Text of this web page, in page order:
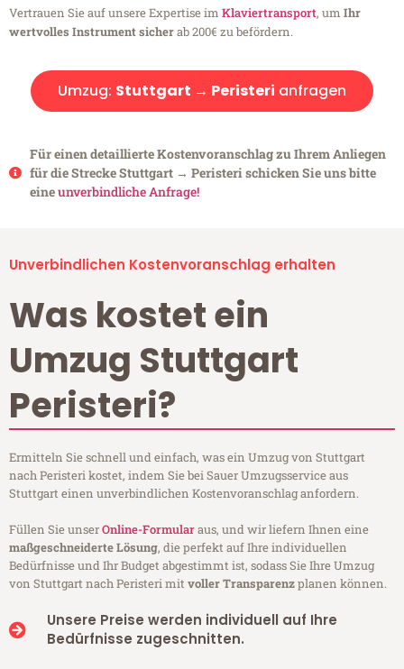
Vertrauen Sie auf unsere Expertise im Klaviertransport, um Ihr
wertvolles Instrument sicherab 200€ zu befördern.
Umzug: Stuttgart → Peristeri anfragen
Für einen detaillierte Kostenvoranschlag zu Ihrem Anliegen
für die Strecke Stuttgart → Peristeri schicken Sie uns bitte
eineunverbindliche Anfrage!
Unverbindlichen Kostenvoranschlag erhalten
Was kostet ein
Umzug Stuttgart
Peristeri?
Ermitteln Sie schnell und einfach, was ein Umzug von Stuttgart
nach Peristeri kostet, indem Sie bei Sauer Umzugsservice aus
Stuttgart einen unverbindlichen Kostenvoranschlag anfordern.
Füllen Sie unserOnline-Formularaus, und wir liefern Ihnen eine
maßgeschneiderte Lösung, die perfekt auf Ihre individuellen
Bedürfnisse und Ihr Budget abgestimmt ist, sodass Sie Ihre Umzug
von Stuttgart nach Peristeri mitvoller Transparenzplanen können.
Unsere Preise werden individuell auf Ihre
Bedürfnisse zugeschnitten.